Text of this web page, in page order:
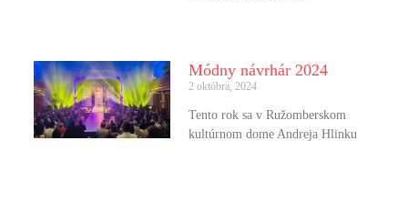
Módny návrhár 2024
2 októbra, 2024
Tento rok sa v Ružomberskom
kultúrnom dome Andreja Hlinku